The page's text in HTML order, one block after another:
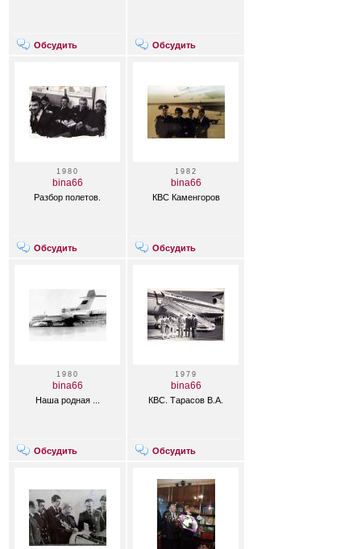
Обсудить Обсудить
1980
bina66
Разбор полетов.
Обсудить
1982
bina66
КВС Каменгоров
Обсудить
1980
bina66
Наша родная ...
Обсудить
1979
bina66
КВС. Тарасов В.А.
Обсудить